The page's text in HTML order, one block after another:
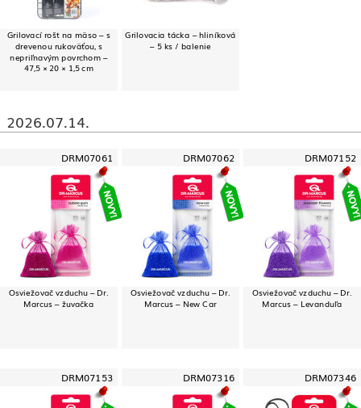
Grilovací rošt na mäso – s
drevenou rukoväťou, s
nepriľnavým povrchom –
47,5 × 20 × 1,5 cm
Grilovacia tácka – hliníková
– 5 ks / balenie
2026.07.14.
DRM07061
Osviežovač vzduchu – Dr.
Marcus – žuvačka
DRM07062
Osviežovač vzduchu – Dr.
Marcus – New Car
DRM07152
Osviežovač vzduchu – Dr.
Marcus – Levanduľa
DRM07153 DRM07316 DRM07346